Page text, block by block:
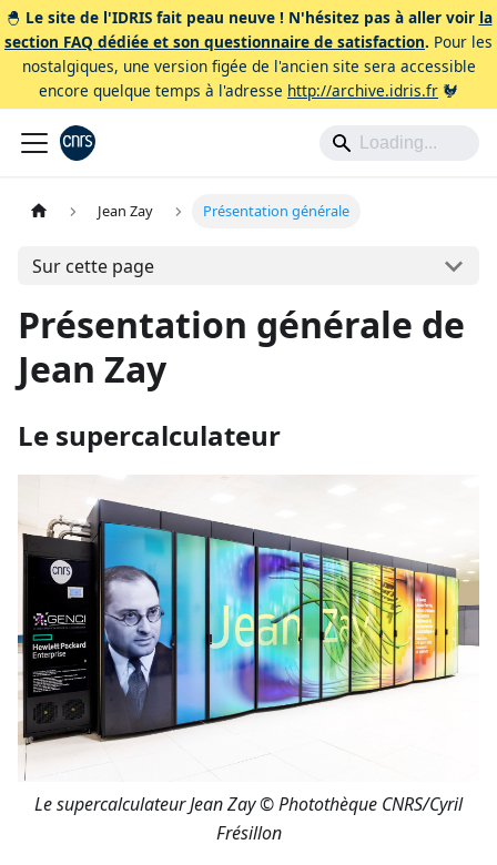
🐣 Le site de l'IDRIS fait peau neuve ! N'hésitez pas à aller voir la
section FAQ dédiée et son questionnaire de satisfaction. Pour les
nostalgiques, une version figée de l'ancien site sera accessible
encore quelque temps à l'adresse http://archive.idris.fr 🐓
Jean Zay Présentation générale
Sur cette page
Présentation générale de
Jean Zay
Le supercalculateur
Le supercalculateur Jean Zay © Photothèque CNRS/Cyril
Frésillon